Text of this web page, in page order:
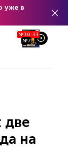
уже в
№30-33
№7
две
на